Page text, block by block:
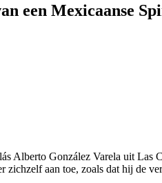
een Mexicaanse
Alberto González Varela uit Las
zichzelf aan toe, zoals dat hij de